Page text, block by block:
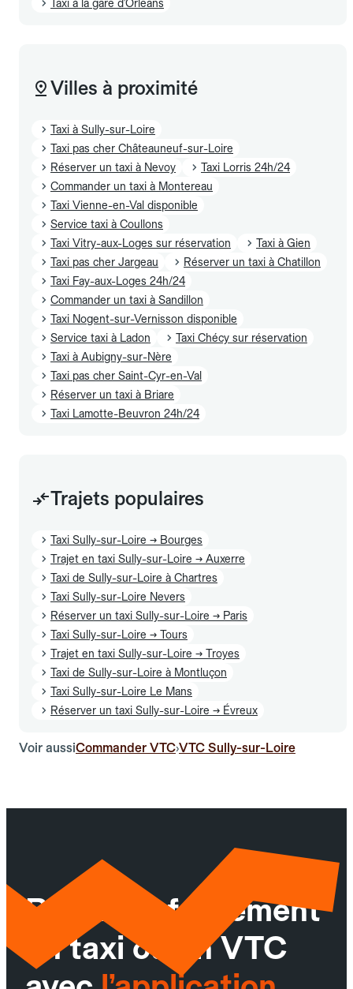
Taxi à la gare d'Orleans
Villes à proximité
Taxi à Sully-sur-Loire
Taxi pas cher Châteauneuf-sur-Loire
Réserver un taxi à Nevoy
Taxi Lorris 24h/24
Commander un taxi à Montereau
Taxi Vienne-en-Val disponible
Service taxi à Coullons
Taxi Vitry-aux-Loges sur réservation
Taxi à Gien
Taxi pas cher Jargeau
Réserver un taxi à Chatillon
Taxi Fay-aux-Loges 24h/24
Commander un taxi à Sandillon
Taxi Nogent-sur-Vernisson disponible
Service taxi à Ladon
Taxi Chécy sur réservation
Taxi à Aubigny-sur-Nère
Taxi pas cher Saint-Cyr-en-Val
Réserver un taxi à Briare
Taxi Lamotte-Beuvron 24h/24
Trajets populaires
Taxi Sully-sur-Loire → Bourges
Trajet en taxi Sully-sur-Loire → Auxerre
Taxi de Sully-sur-Loire à Chartres
Taxi Sully-sur-Loire Nevers
Réserver un taxi Sully-sur-Loire → Paris
Taxi Sully-sur-Loire → Tours
Trajet en taxi Sully-sur-Loire → Troyes
Taxi de Sully-sur-Loire à Montluçon
Taxi Sully-sur-Loire Le Mans
Réserver un taxi Sully-sur-Loire → Évreux
Voir aussiCommander VTC›VTC Sully-sur-Loire
Réservez facilement
un taxi ou un VTC